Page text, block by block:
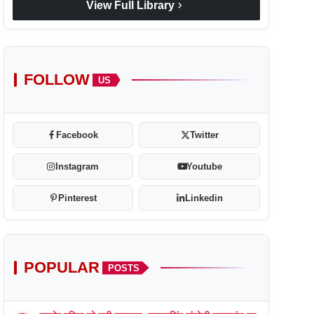
View Full Library chevron_right
FOLLOW US
Facebook Twitter
Instagram Youtube
Pinterest Linkedin
POPULAR POSTS